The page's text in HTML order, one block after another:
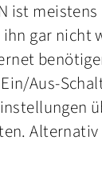
ist
gar
Aus-
Alternativ